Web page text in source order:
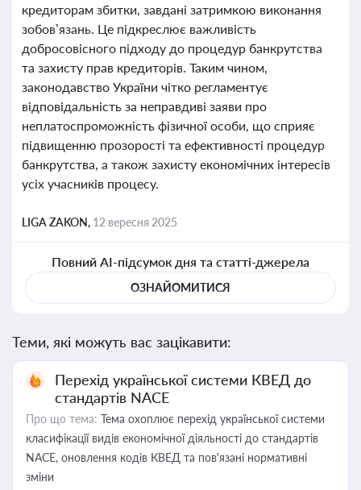
кредиторам збитки, завдані затримкою виконання
зобов’язань. Це підкреслює важливість
добросовісного підходу до процедур банкрутства
та захисту прав кредиторів. Таким чином,
законодавство України чітко регламентує
відповідальність за неправдиві заяви про
неплатоспроможність фізичної особи, що сприяє
підвищенню прозорості та ефективності процедур
банкрутства, а також захисту економічних інтересів
усіх учасників процесу.
LIGA ZAKON, 12 вересня 2025
Повний AI-підсумок дня та статті-джерела
ОЗНАЙОМИТИСЯ
Теми, які можуть вас зацікавити:
Перехід української системи КВЕД до
стандартів NACE
Про що тема: Тема охоплює перехід української системи
класифікації видів економічної діяльності до стандартів
NACE, оновлення кодів КВЕД та пов'язані нормативні
зміни